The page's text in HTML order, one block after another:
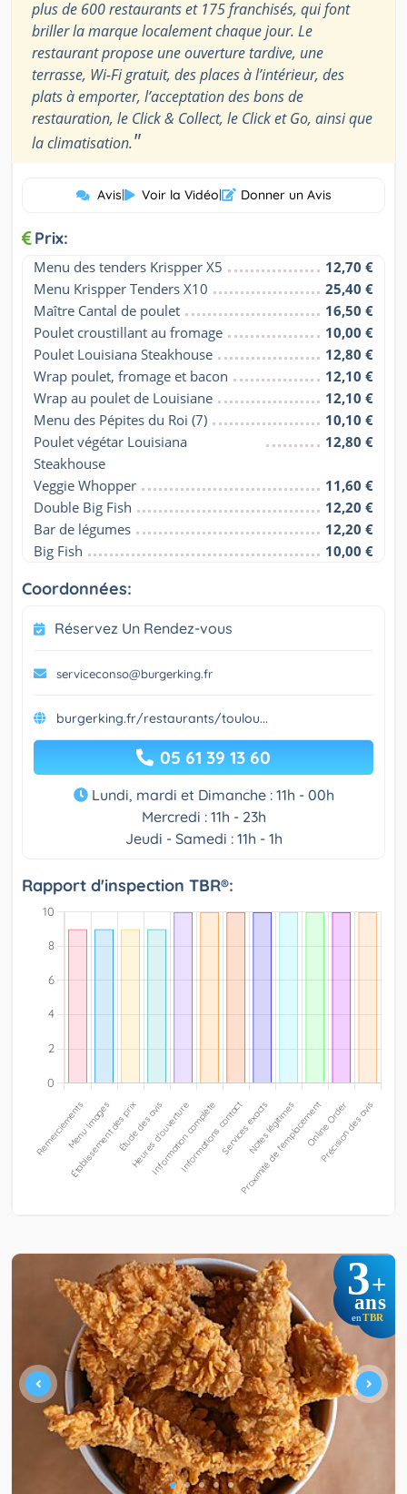
plus de 600 restaurants et 175 franchisés, qui font
briller la marque localement chaque jour. Le
restaurant propose une ouverture tardive, une
terrasse, Wi-Fi gratuit, des places à l’intérieur, des
plats à emporter, l’acceptation des bons de
restauration, le Click & Collect, le Click et Go, ainsi que
la climatisation."
Avis| Voir la Vidéo| Donner un Avis
Prix:
Menu des tenders Krispper X5
12,70 €
Menu Krispper Tenders X10
25,40 €
Maître Cantal de poulet
16,50 €
Poulet croustillant au fromage
10,00 €
Poulet Louisiana Steakhouse
12,80 €
Wrap poulet, fromage et bacon
12,10 €
Wrap au poulet de Louisiane
12,10 €
Menu des Pépites du Roi (7)
10,10 €
Poulet végétar Louisiana
Steakhouse
12,80 €
Veggie Whopper
11,60 €
Double Big Fish
12,20 €
Bar de légumes
12,20 €
Big Fish
10,00 €
Coordonnées:
Réservez Un Rendez-vous
serviceconso@burgerking.fr
burgerking.fr/restaurants/toulou...
05 61 39 13 60
Lundi, mardi et Dimanche : 11h - 00h
Mercredi : 11h - 23h
Jeudi - Samedi : 11h - 1h
Rapport d'inspection TBR®:
3+
ans
en TBR